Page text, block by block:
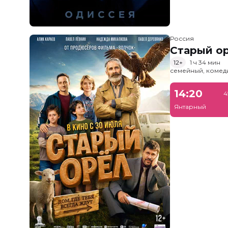
Россия
Старый
12+
1 ч 34 мин
семейный,
14:20
Янтарный